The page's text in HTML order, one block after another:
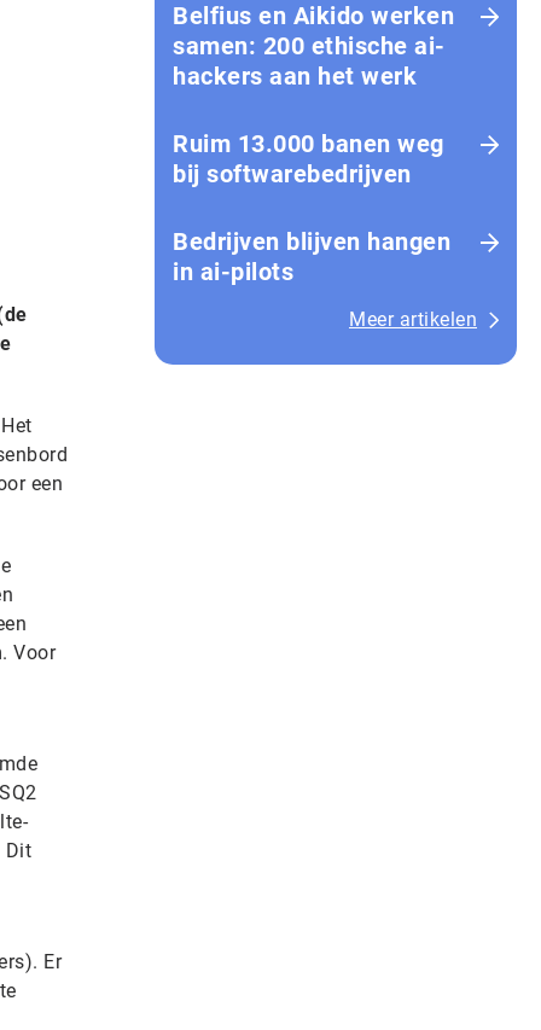
een
Voor
Dit
Er
Belfius en Aikido werken
samen: 200 ethische ai-
hackers aan het werk
Ruim 13.000 banen weg
bij softwarebedrijven
Bedrijven blijven hangen
in ai-pilots
Meer artikelen